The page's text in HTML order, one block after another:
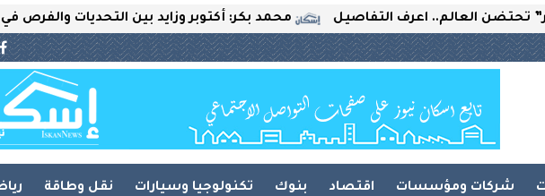
محمد بكر: أكتوبر وزايد بين التحديات والفرص في سوق اعرف التفاصيل
شركات ومؤسسات اقتصاد بنوك تكنولوجيا وسيارات نقل وطاقة